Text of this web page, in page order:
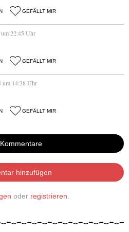
GEFÄLLT MIR
22:45 Uhr
GEFÄLLT MIR
14:38 Uhr
GEFÄLLT MIR
hinzufügen
oder registrieren